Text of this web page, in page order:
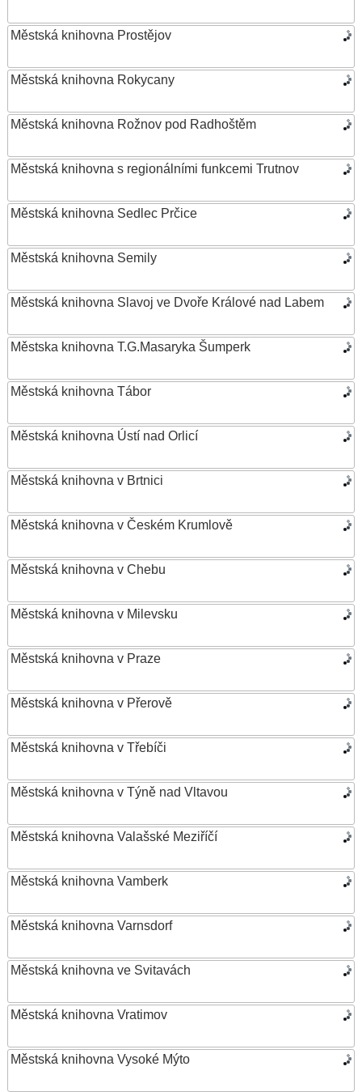
Městská knihovna Prostějov
Městská knihovna Rokycany
Městská knihovna Rožnov pod Radhoštěm
Městská knihovna s regionálními funkcemi Trutnov
Městská knihovna Sedlec Prčice
Městská knihovna Semily
Městská knihovna Slavoj ve Dvoře Králové nad Labem
Městska knihovna T.G.Masaryka Šumperk
Městská knihovna Tábor
Městská knihovna Ústí nad Orlicí
Městská knihovna v Brtnici
Městská knihovna v Českém Krumlově
Městská knihovna v Chebu
Městská knihovna v Milevsku
Městská knihovna v Praze
Městská knihovna v Přerově
Městská knihovna v Třebíči
Městská knihovna v Týně nad Vltavou
Městská knihovna Valašské Meziříčí
Městská knihovna Vamberk
Městská knihovna Varnsdorf
Městská knihovna ve Svitavách
Městská knihovna Vratimov
Městská knihovna Vysoké Mýto